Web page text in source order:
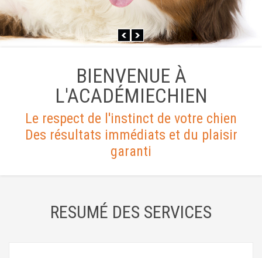
BIENVENUE À
L'ACADÉMIECHIEN
Le respect de l'instinct de votre chien
Des résultats immédiats et du plaisir
garanti
RESUMÉ DES SERVICES